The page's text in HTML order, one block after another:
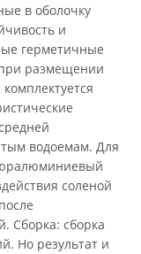
в оболочку
и
герметичные
размещении
водоемам. Для
соленой
Сборка: сборка
Но результат и